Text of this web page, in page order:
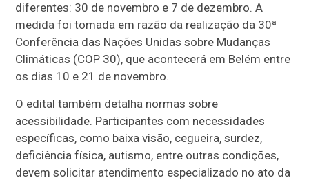
diferentes: 30 de novembro e 7 de dezembro. A
medida foi tomada em razão da realização da 30ª
Conferência das Nações Unidas sobre Mudanças
Climáticas (COP 30), que acontecerá em Belém entre
os dias 10 e 21 de novembro.
O edital também detalha normas sobre
acessibilidade. Participantes com necessidades
específicas, como baixa visão, cegueira, surdez,
deficiência física, autismo, entre outras condições,
devem solicitar atendimento especializado no ato da